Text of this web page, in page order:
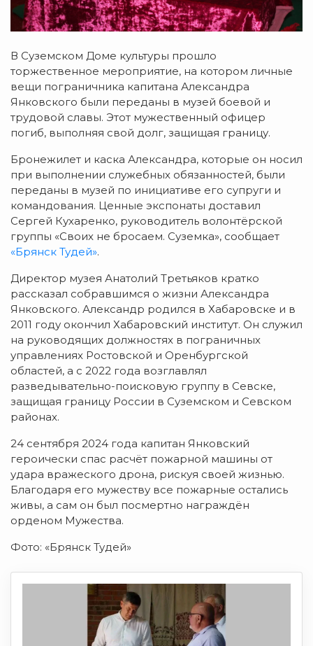
В Суземском Доме культуры прошло
торжественное мероприятие, на котором личные
вещи пограничника капитана Александра
Янковского были переданы в музей боевой и
трудовой славы. Этот мужественный офицер
погиб, выполняя свой долг, защищая границу.
Бронежилет и каска Александра, которые он носил
при выполнении служебных обязанностей, были
переданы в музей по инициативе его супруги и
командования. Ценные экспонаты доставил
Сергей Кухаренко, руководитель волонтёрской
группы «Своих не бросаем. Суземка», сообщает
«Брянск Тудей».
Директор музея Анатолий Третьяков кратко
рассказал собравшимся о жизни Александра
Янковского. Александр родился в Хабаровске и в
2011 году окончил Хабаровский институт. Он служил
на руководящих должностях в пограничных
управлениях Ростовской и Оренбургской
областей, а с 2022 года возглавлял
разведывательно-поисковую группу в Севске,
защищая границу России в Суземском и Севском
районах.
24 сентября 2024 года капитан Янковский
героически спас расчёт пожарной машины от
удара вражеского дрона, рискуя своей жизнью.
Благодаря его мужеству все пожарные остались
живы, а сам он был посмертно награждён
орденом Мужества.
Фото: «Брянск Тудей»